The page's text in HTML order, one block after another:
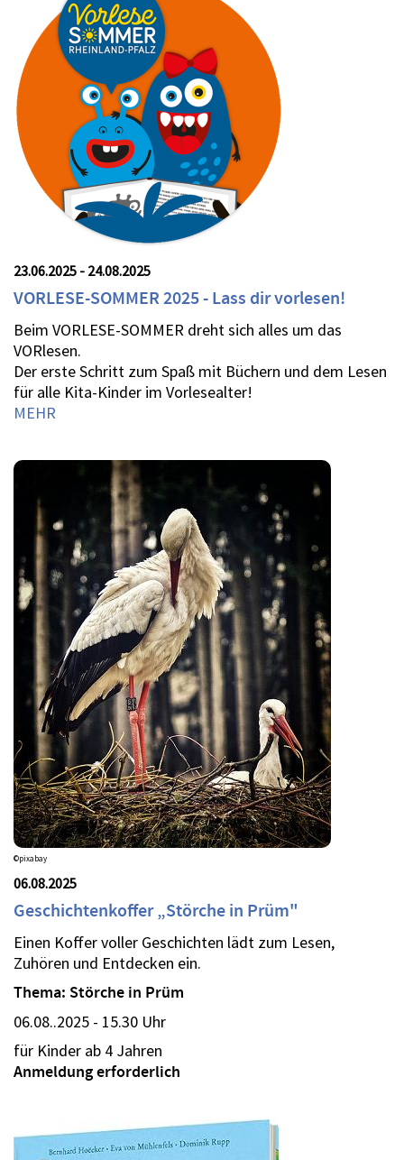
23.06.2025 - 24.08.2025
VORLESE-SOMMER 2025 - Lass dir vorlesen!
Beim VORLESE-SOMMER dreht sich alles um das
VORlesen.
Der erste Schritt zum Spaß mit Büchern und dem Lesen
für alle Kita-Kinder im Vorlesealter!
MEHR
©pixabay
06.08.2025
Geschichtenkoffer „Störche in Prüm"
Einen Koffer voller Geschichten lädt zum Lesen,
Zuhören und Entdecken ein.
Thema: Störche in Prüm
06.08..2025 - 15.30 Uhr
für Kinder ab 4 Jahren
Anmeldung erforderlich